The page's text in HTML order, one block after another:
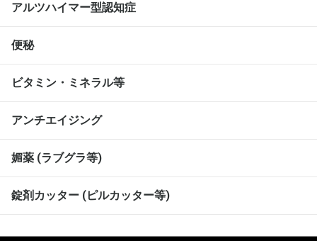
アルツハイマー型認知症
便秘
ビタミン・ミネラル等
アンチエイジング
媚薬 (ラブグラ等)
錠剤カッター (ピルカッター等)